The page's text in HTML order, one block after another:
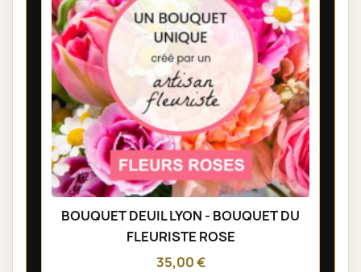
BOUQUET DEUIL LYON - BOUQUET DU
FLEURISTE ROSE
35,00 €